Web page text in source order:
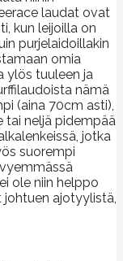
laudat ovat
kun leijoilla on
purjelaidoillakin
omia
ylös tuuleen ja
nämä
(aina 70cm asti),
tai neljä pidempää
jotka
suorempi
ole niin helppo
ajotyylistä,